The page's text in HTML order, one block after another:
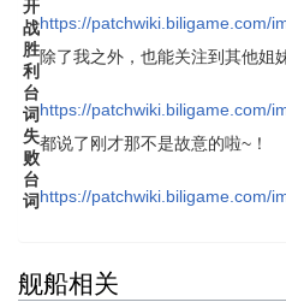
开
战https://patchwiki.biligame.com/
胜
利
台
词
除了我之外，也能关注到其他姐
https://patchwiki.biligame.com/
失
败
台
词
都说了刚才那不是故意的啦~！
https://patchwiki.biligame.com/
舰船相关